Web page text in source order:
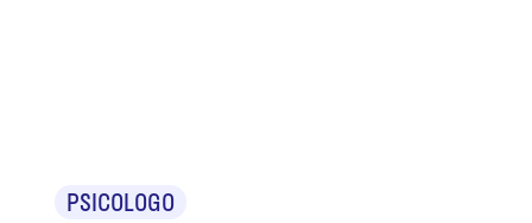
PSICOLOGO